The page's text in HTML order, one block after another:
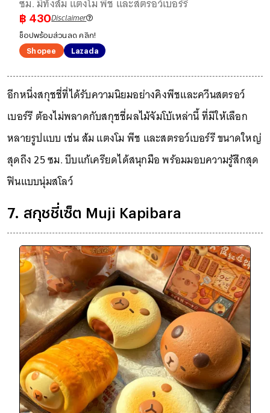
฿ 430Disclaimer
ช็อปพร้อมส่วนลด คลิก!
Shopee
Lazada
อีกหนึ่งสกุชชี่ที่ได้รับความนิยมอย่างคิงพีชและควีนสตรอว์
เบอร์รี ต้องไม่พลาดกับสกุชชี่ผลไม้จัมโบ้เหล่านี้ ที่มีให้เลือก
หลายรูปแบบ เช่น ส้ม แตงโม พีช และสตรอว์เบอร์รี ขนาดใหญ่
สุดถึง 25 ซม. บีบแก้เครียดได้สนุกมือ พร้อมมอบความรู้สึกสุด
ฟินแบบนุ่มสโลว์
7. สกุชชี่เซ็ต Muji Kapibara